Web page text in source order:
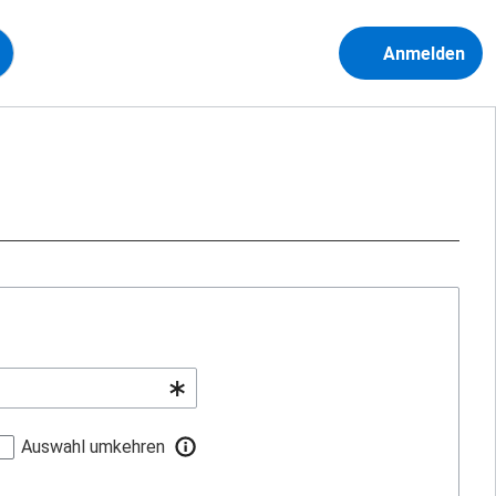
Anmelden
Auswahl umkehren